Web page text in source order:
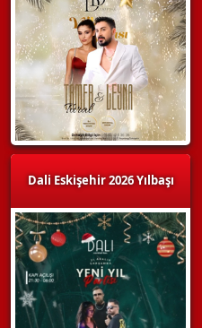
Dali Eskişehir 2026 Yılbaşı